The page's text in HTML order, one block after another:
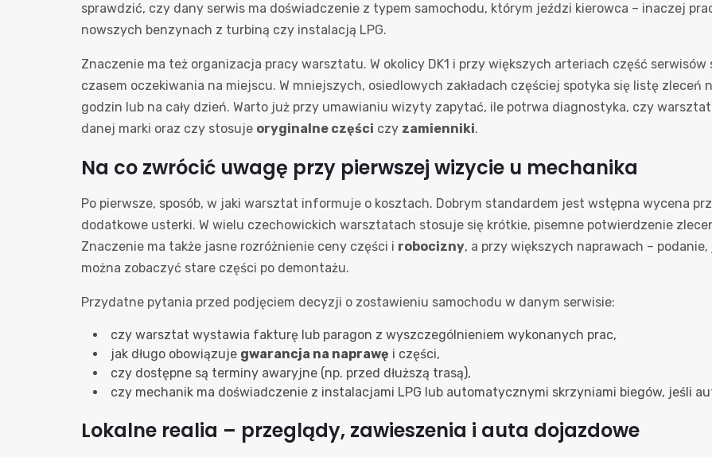
sprawdzić, czy dany serwis ma doświadczenie z typem samochodu, którym jeździ kierowca – inaczej
nowszych benzynach z turbiną czy instalacją LPG.
Znaczenie ma też organizacja pracy warsztatu. W okolicy DK1 i przy większych arteriach część
czasem oczekiwania na miejscu. W mniejszych, osiedlowych zakładach częściej spotyka się listę zleceń
godzin lub na cały dzień. Warto już przy umawianiu wizyty zapytać, ile potrwa diagnostyka, czy
danej marki oraz czy stosuje oryginalne części czy zamienniki.
Na co zwrócić uwagę przy pierwszej wizycie u mechanika
Po pierwsze, sposób, w jaki warsztat informuje o kosztach. Dobrym standardem jest wstępna wycena
dodatkowe usterki. W wielu czechowickich warsztatach stosuje się krótkie, pisemne potwierdzenie
Znaczenie ma także jasne rozróżnienie ceny części i robocizny, a przy większych naprawach –
można zobaczyć stare części po demontażu.
Przydatne pytania przed podjęciem decyzji o zostawieniu samochodu w danym serwisie:
czy warsztat wystawia fakturę lub paragon z wyszczególnieniem wykonanych prac,
jak długo obowiązuje gwarancja na naprawę i części,
czy dostępne są terminy awaryjne (np. przed dłuższą trasą),
czy mechanik ma doświadczenie z instalacjami LPG lub automatycznymi skrzyniami biegów, jeśli
Lokalne realia – przeglądy, zawieszenia i auta dojazdowe